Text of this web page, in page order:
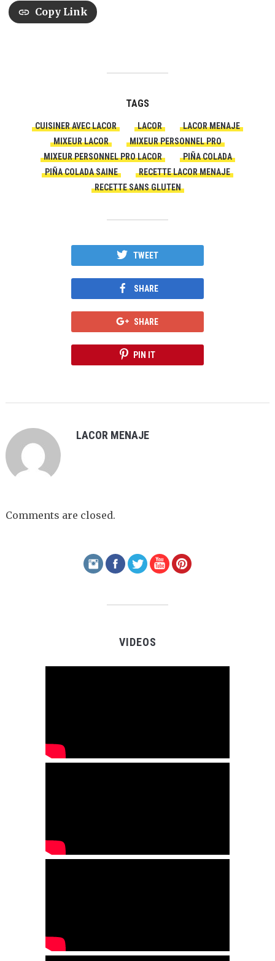
Copy Link
TAGS
CUISINER AVEC LACOR LACOR
LACOR MENAJE
MIXEUR LACOR
MIXEUR PERSONNEL PRO
MIXEUR PERSONNEL PRO LACOR
PIÑA COLADA
PIÑA COLADA SAINE
RECETTE LACOR MENAJE
RECETTE SANS GLUTEN
TWEET
SHARE
SHARE
PIN IT
LACOR MENAJE
Comments are closed.
VIDEOS